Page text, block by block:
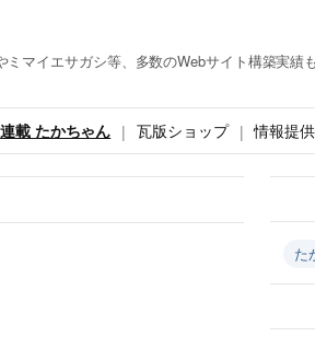
マイエサガシ等、多数のWebサイト構築実績も
連載 たかちゃん 瓦版ショップ 情報提供
た